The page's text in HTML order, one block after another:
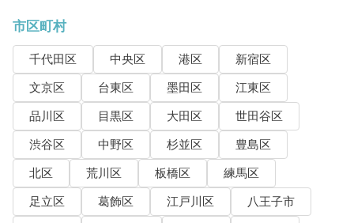
市区町村
千代田区 中央区 港区
新宿区
文京区
台東区 墨田区
江東区
品川区
目黒区 大田区
世田谷区
渋谷区
中野区 杉並区
豊島区
北区
荒川区 板橋区
練馬区
足立区
葛飾区 江戸川区
八王子市